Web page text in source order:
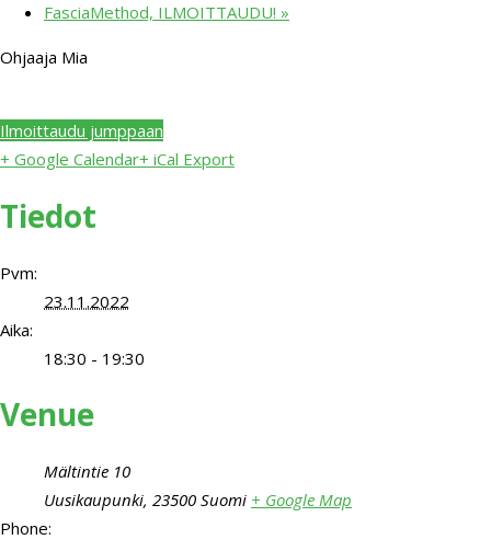
FasciaMethod, ILMOITTAUDU! »
Ohjaaja Mia
Ilmoittaudu jumppaan
+ Google Calendar+ iCal Export
Tiedot
Pvm:
23.11.2022
Aika:
18:30 - 19:30
Venue
Mältintie 10
Uusikaupunki, 23500 Suomi + Google Map
Phone: